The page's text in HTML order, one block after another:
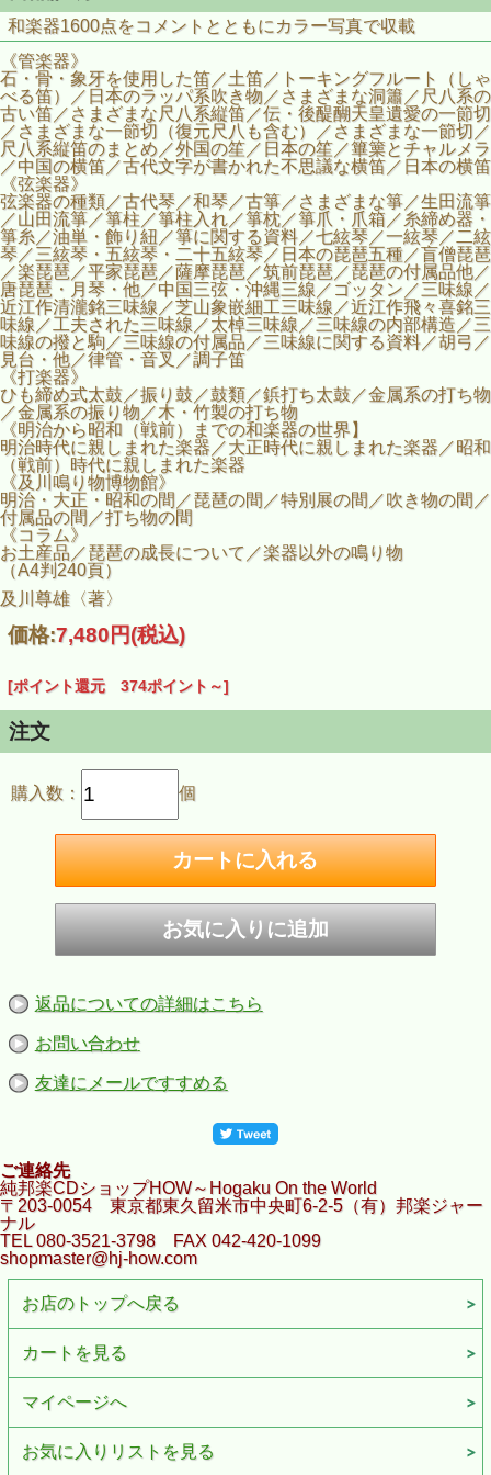
和楽器1600点をコメントとともにカラー写真で収載
《管楽器》
石・骨・象牙を使用した笛／土笛／トーキングフルート（しゃ
べる笛）／日本のラッパ系吹き物／さまざまな洞簫／尺八系の
古い笛／さまざまな尺八系縦笛／伝・後醍醐天皇遺愛の一節切
／さまざまな一節切（復元尺八も含む）／さまざまな一節切／
尺八系縦笛のまとめ／外国の笙／日本の笙／篳篥とチャルメラ
／中国の横笛／古代文字が書かれた不思議な横笛／日本の横笛
《弦楽器》
弦楽器の種類／古代琴／和琴／古箏／さまざまな箏／生田流箏
／山田流箏／箏柱／箏柱入れ／箏枕／箏爪・爪箱／糸締め器・
箏糸／油単・飾り紐／箏に関する資料／七絃琴／一絃琴／二絃
琴／三絃琴・五絃琴・二十五絃琴／日本の琵琶五種／盲僧琵琶
／楽琵琶／平家琵琶／薩摩琵琶／筑前琵琶／琵琶の付属品他／
唐琵琶・月琴・他／中国三弦・沖縄三線／ゴッタン／三味線／
近江作清瀧銘三味線／芝山象嵌細工三味線／近江作飛々喜銘三
味線／工夫された三味線／太棹三味線／三味線の内部構造／三
味線の撥と駒／三味線の付属品／三味線に関する資料／胡弓／
見台・他／律管・音叉／調子笛
《打楽器》
ひも締め式太鼓／振り鼓／鼓類／鋲打ち太鼓／金属系の打ち物
／金属系の振り物／木・竹製の打ち物
《明治から昭和（戦前）までの和楽器の世界】
明治時代に親しまれた楽器／大正時代に親しまれた楽器／昭和
（戦前）時代に親しまれた楽器
《及川鳴り物博物館》
明治・大正・昭和の間／琵琶の間／特別展の間／吹き物の間／
付属品の間／打ち物の間
《コラム》
お土産品／琵琶の成長について／楽器以外の鳴り物
（A4判240頁）
及川尊雄〈著〉
価格:7,480円(税込)
[ポイント還元 374ポイント～]
注文
購入数： 個
返品についての詳細はこちら
お問い合わせ
友達にメールですすめる
ご連絡先
純邦楽CDショップHOW～Hogaku On the World
〒203-0054 東京都東久留米市中央町6-2-5（有）邦楽ジャー
ナル
TEL 080-3521-3798 FAX 042-420-1099
shopmaster@hj-how.com
お店のトップへ戻る
カートを見る
マイページへ
お気に入りリストを見る